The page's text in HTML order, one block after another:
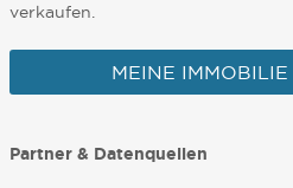
verkaufen.
MEINE
Partner & Datenquellen